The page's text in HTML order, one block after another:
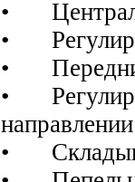
•
•
•
•
направлении
•